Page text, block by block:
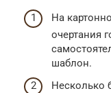
На
очертания
шаблон.
Несколько